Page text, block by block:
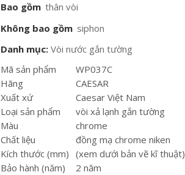
Bao gồm thân vòi
Không bao gồm siphon
Danh mục: Vòi nước gắn tường
Mã sản phẩm
WP037C
Hãng
CAESAR
Xuất xứ
Caesar Việt Nam
Loại sản phẩm
vòi xả lạnh gắn tường
Màu
chrome
Chất liệu
đồng mạ chrome niken
Kích thước (mm)
(xem dưới bản vẽ kĩ thuật)
Bảo hành (năm)
2 năm